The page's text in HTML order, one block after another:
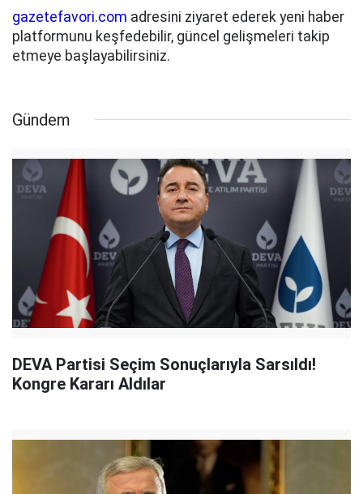
gazetefavori.com adresini ziyaret ederek yeni haber
platformunu keşfedebilir, güncel gelişmeleri takip
etmeye başlayabilirsiniz.
Gündem
DEVA Partisi Seçim Sonuçlarıyla Sarsıldı!
Kongre Kararı Aldılar